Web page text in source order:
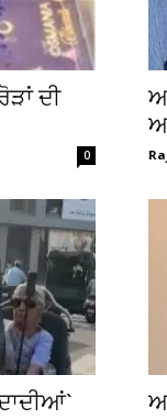
ਦੀ
0